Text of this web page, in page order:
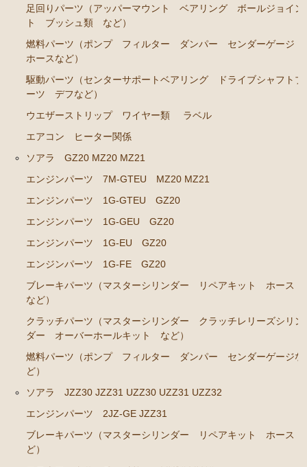
ブレーキパーツ（マスターシリンダー リペアキッ
クラッチパーツ（マスターシリンダー クラッチレリ
ーズシリンダー オーバーホールキット など）
ステアリングパーツ（ピットマンアーム アイドラー
アーム タイロッドエンド など）
足回りパーツ（アッパーマウント ベアリング ボー
燃料パーツ（ポンプ フィルター ダンパー センダ
シャフトブーツ デフなど）
エアコン ヒーター関係
マークⅡ クレスタ チェイサー GX71 MX71
エンジンパーツ 1G-GTEU
エンジンパーツ 1G-GEU前期 1984年8月～1986年8
月迄
エンジンパーツ 1G-GEU後期 1986年8月～1988年8
エンジンパーツ 1G-EU
エンジンパーツ M-TEU
足回りパーツ（アッパーマウント ベアリング ボールジョイン
ト ブッシュ類 など）
燃料パーツ（ポンプ フィルター ダンパー センダーゲージ
ホースなど）
駆動パーツ（センターサポートベアリング ドライブシャフトブ
ーツ デフなど）
ウエザーストリップ ワイヤー類
ラベル
エアコン ヒーター関係
ソアラ GZ20 MZ20 MZ21
エンジンパーツ 7M-GTEU MZ20 MZ21
エンジンパーツ 1G-GTEU GZ20
エンジンパーツ 1G-GEU GZ20
エンジンパーツ 1G-EU GZ20
エンジンパーツ 1G-FE GZ20
ブレーキパーツ（マスターシリンダー リペアキット ホース
など）
クラッチパーツ（マスターシリンダー クラッチレリーズシリン
ダー オーバーホールキット など）
燃料パーツ（ポンプ フィルター ダンパー センダーゲージな
ど）
ソアラ JZZ30 JZZ31 UZZ30 UZZ31 UZZ32
エンジンパーツ 2JZ-GE JZZ31
ブレーキパーツ（マスターシリンダー リペアキット ホース
ど）